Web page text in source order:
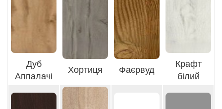
Дуб
Аппалачі
Хортиця Фаєрвуд
Крафт
білий